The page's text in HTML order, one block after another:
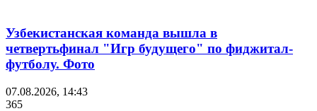
Узбекистанская команда вышла в
четвертьфинал "Игр будущего" по фиджитал-
футболу. Фото
07.08.2026, 14:43
365